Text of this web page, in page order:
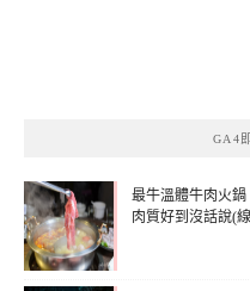
GA4
最牛溫體牛肉火
肉質好到沒話說(